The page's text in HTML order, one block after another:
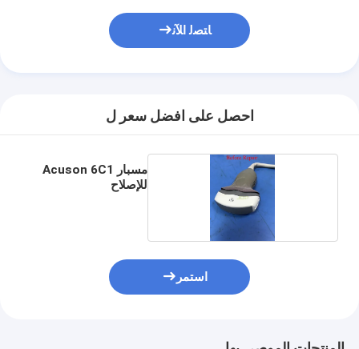
ﺎﺘﺼﻟ ﺍﻶﻧ
احصل على افضل سعر ل
مسبار Acuson 6C1
للإصلاح
استمر